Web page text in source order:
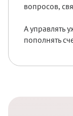
вопросов,
А управлять
пополнять